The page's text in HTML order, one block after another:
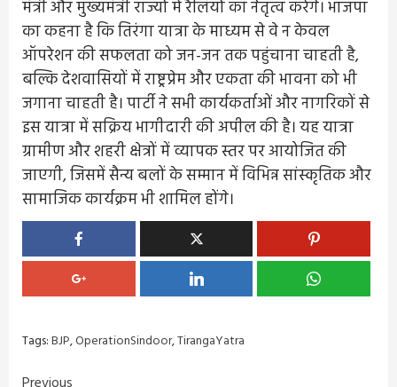
मंत्री और मुख्यमंत्री राज्यों में रैलियों का नेतृत्व करेंगे। भाजपा
का कहना है कि तिरंगा यात्रा के माध्यम से वे न केवल
ऑपरेशन की सफलता को जन-जन तक पहुंचाना चाहती है,
बल्कि देशवासियों में राष्ट्रप्रेम और एकता की भावना को भी
जगाना चाहती है। पार्टी ने सभी कार्यकर्ताओं और नागरिकों से
इस यात्रा में सक्रिय भागीदारी की अपील की है। यह यात्रा
ग्रामीण और शहरी क्षेत्रों में व्यापक स्तर पर आयोजित की
जाएगी, जिसमें सैन्य बलों के सम्मान में विभिन्न सांस्कृतिक और
सामाजिक कार्यक्रम भी शामिल होंगे।
Tags:BJP,OperationSindoor,TirangaYatra